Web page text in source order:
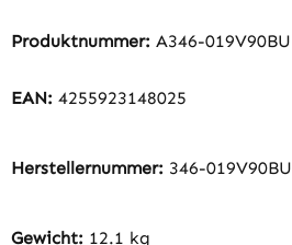
Produktnummer: A346-019V90BU
EAN: 4255923148025
Herstellernummer: 346-019V90BU
Gewicht: 12.1 kg